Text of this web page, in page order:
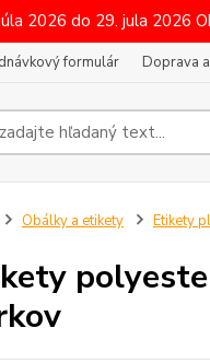
2026 do 29. jula 2026
formulár Doprava
Obálky a etikety Etikety